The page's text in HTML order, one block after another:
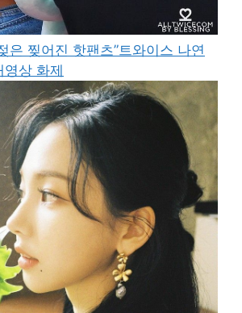
은 찢어진 핫팬츠”트와이스 나연
영상 화제